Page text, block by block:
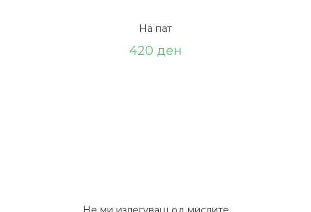
На пат
420 ден